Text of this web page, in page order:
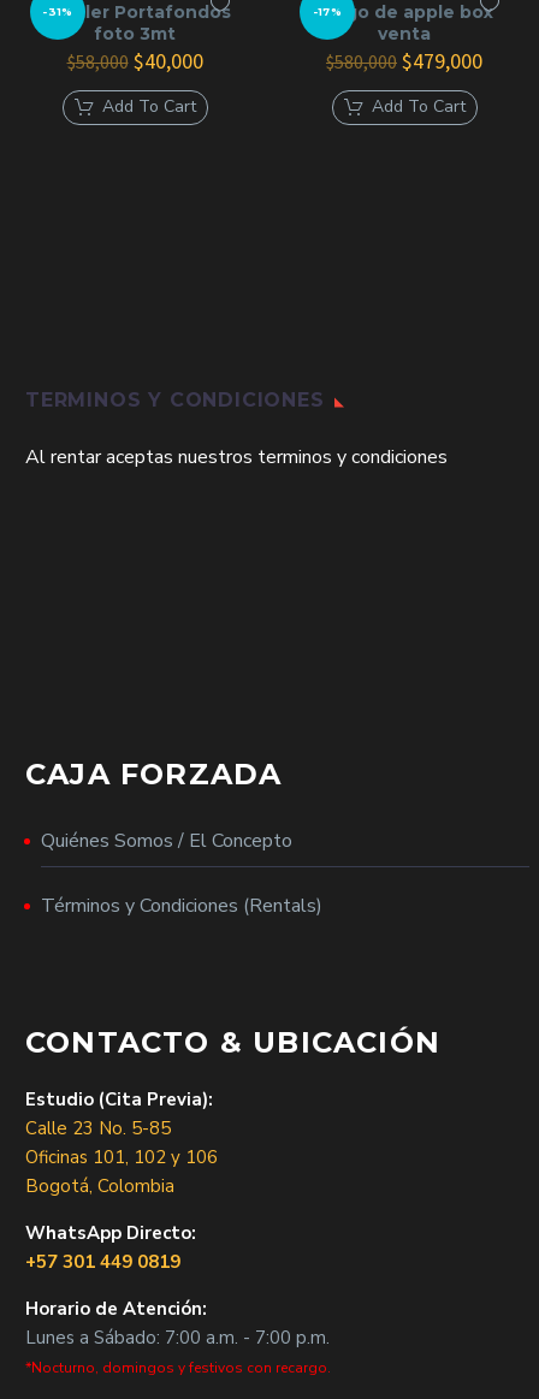
-31%
Alquiler Portafondos
foto 3mt
$58,000 El
precio
original
era:
$40,000El
actual
es:
Add To Cart
-17%
juego de apple box
venta
$580,000 El
precio
original
era:
$479,000El
Add To Cart
TERMINOS Y CONDICIONES
Al rentar aceptas nuestros terminos y condiciones
CAJA FORZADA
Quiénes Somos / El Concepto
Términos y Condiciones (Rentals)
CONTACTO & UBICACIÓN
Estudio (Cita Previa):
Calle 23 No. 5-85
Oficinas 101, 102 y 106
Bogotá, Colombia
WhatsApp Directo:
+57 301 449 0819
Horario de Atención:
Lunes a Sábado: 7:00 a.m. - 7:00 p.m.
*Nocturno, domingos y festivos con recargo.